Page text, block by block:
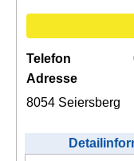
Telefon
Adresse
8054 Seiersberg